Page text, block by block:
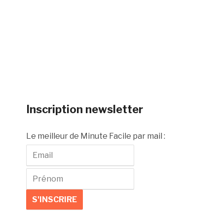
Inscription newsletter
Le meilleur de Minute Facile par mail :